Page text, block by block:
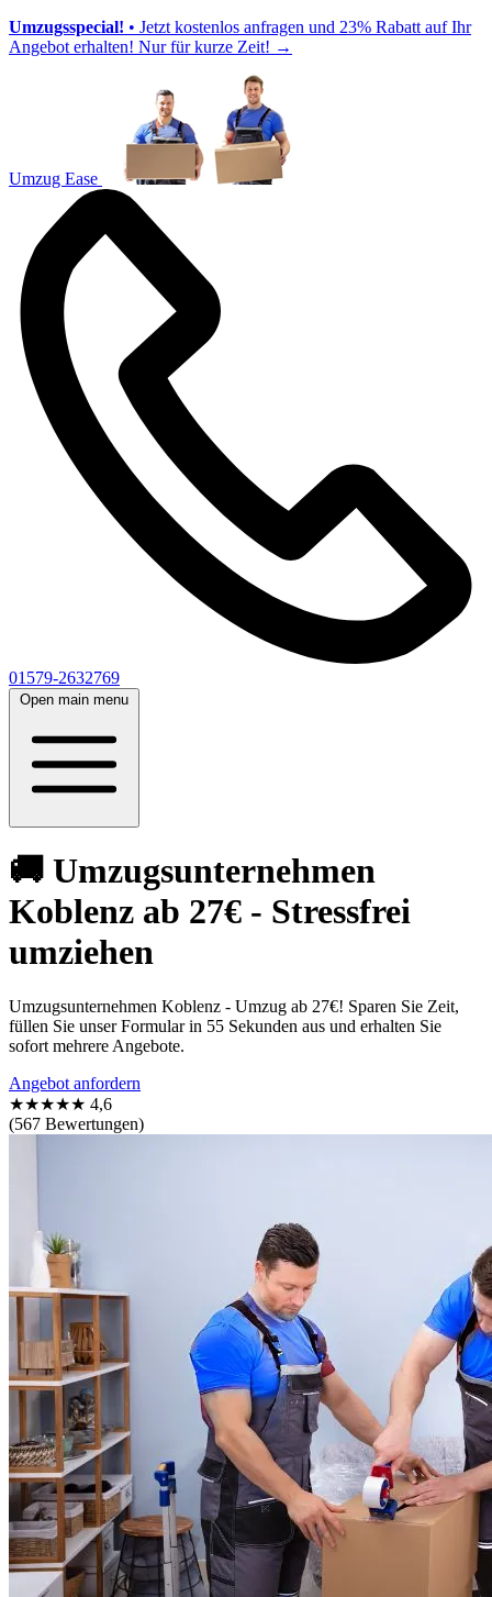
Umzugsspecial! • Jetzt kostenlos anfragen und 23% Rabatt auf Ihr
Angebot erhalten! Nur für kurze Zeit! →
Umzug Ease
01579-2632769
Open main menu
🚚 Umzugsunternehmen
Koblenz ab 27€ - Stressfrei
umziehen
Umzugsunternehmen Koblenz - Umzug ab 27€! Sparen Sie Zeit,
füllen Sie unser Formular in 55 Sekunden aus und erhalten Sie
sofort mehrere Angebote.
Angebot anfordern
★★★★★ 4,6
(567 Bewertungen)